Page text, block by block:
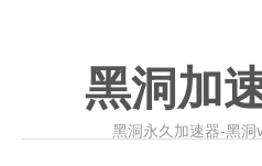
黑洞加
黑洞永久加速器-黑